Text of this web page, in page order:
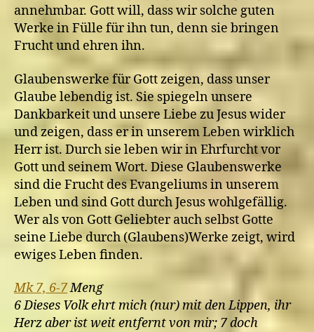
annehmbar. Gott will, dass wir solche guten
Werke in Fülle für ihn tun, denn sie bringen
Frucht und ehren ihn.
Glaubenswerke für Gott zeigen, dass unser
Glaube lebendig ist. Sie spiegeln unsere
Dankbarkeit und unsere Liebe zu Jesus wider
und zeigen, dass er in unserem Leben wirklich
Herr ist. Durch sie leben wir in Ehrfurcht vor
Gott und seinem Wort. Diese Glaubenswerke
sind die Frucht des Evangeliums in unserem
Leben und sind Gott durch Jesus wohlgefällig.
Wer als von Gott Geliebter auch selbst Gotte
seine Liebe durch (Glaubens)Werke zeigt, wird
ewiges Leben finden.
Mk 7, 6-7Meng
6 Dieses Volk ehrt mich (nur) mit den Lippen, ihr
Herz aber ist weit entfernt von mir; 7 doch